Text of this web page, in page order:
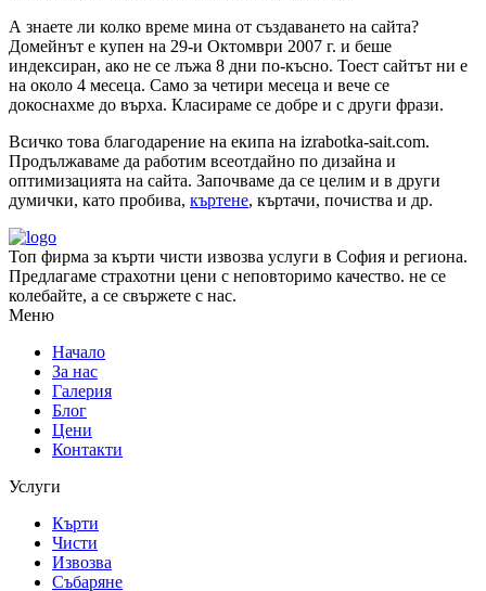
А знаете ли колко време мина от създаването на сайта?
Домейнът е купен на 29-и Октомври 2007 г. и беше
индексиран, ако не се лъжа 8 дни по-късно. Тоест сайтът ни е
на около 4 месеца. Само за четири месеца и вече се
докоснахме до върха. Класираме се добре и с други фрази.
Всичко това благодарение на екипа на izrabotka-sait.com.
Продължаваме да работим всеотдайно по дизайна и
оптимизацията на сайта. Започваме да се целим и в други
думички, като пробива, къртене, къртачи, почиства и др.
Топ фирма за кърти чисти извозва услуги в София и региона.
Предлагаме страхотни цени с неповторимо качество. не се
колебайте, а се свържете с нас.
Меню
Начало
За нас
Галерия
Блог
Цени
Контакти
Услуги
Кърти
Чисти
Извозва
Събаряне